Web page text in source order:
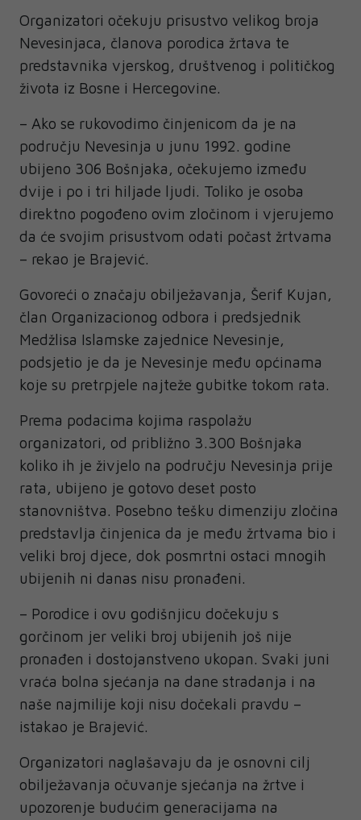
Organizatori očekuju prisustvo velikog broja
Nevesinjaca, članova porodica žrtava te
predstavnika vjerskog, društvenog i političkog
života iz Bosne i Hercegovine.
– Ako se rukovodimo činjenicom da je na
području Nevesinja u junu 1992. godine
ubijeno 306 Bošnjaka, očekujemo između
dvije i po i tri hiljade ljudi. Toliko je osoba
direktno pogođeno ovim zločinom i vjerujemo
da će svojim prisustvom odati počast žrtvama
– rekao je Brajević.
Govoreći o značaju obilježavanja, Šerif Kujan,
član Organizacionog odbora i predsjednik
Medžlisa Islamske zajednice Nevesinje,
podsjetio je da je Nevesinje među općinama
koje su pretrpjele najteže gubitke tokom rata.
Prema podacima kojima raspolažu
organizatori, od približno 3.300 Bošnjaka
koliko ih je živjelo na području Nevesinja prije
rata, ubijeno je gotovo deset posto
stanovništva. Posebno tešku dimenziju zločina
predstavlja činjenica da je među žrtvama bio i
veliki broj djece, dok posmrtni ostaci mnogih
ubijenih ni danas nisu pronađeni.
– Porodice i ovu godišnjicu dočekuju s
gorčinom jer veliki broj ubijenih još nije
pronađen i dostojanstveno ukopan. Svaki juni
vraća bolna sjećanja na dane stradanja i na
naše najmilije koji nisu dočekali pravdu –
istakao je Brajević.
Organizatori naglašavaju da je osnovni cilj
obilježavanja očuvanje sjećanja na žrtve i
upozorenje budućim generacijama na